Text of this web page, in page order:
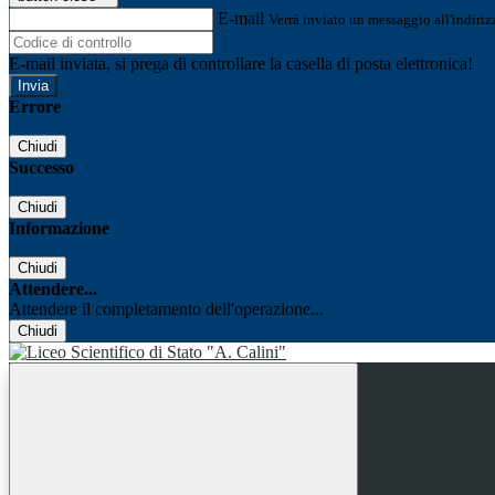
E-mail Verrà inviato un messaggio
E-mail inviata, si prega di controllare la casella di posta elettronica!
Errore
Chiudi
Successo
Chiudi
Informazione
Chiudi
Attendere...
Attendere il completamento dell'operazione...
Chiudi